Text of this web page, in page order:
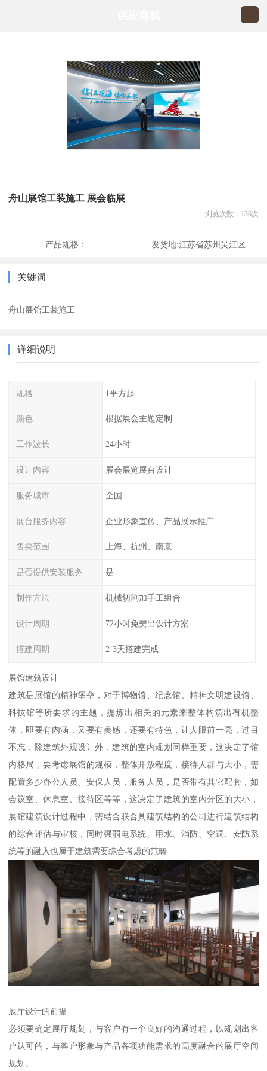
舟山展馆工装施工 展会临展
浏览次数： 136次
产品规格： 发货地:江苏省苏州吴江区
关键词
舟山展馆工装施工
详细说明
规格 1平方起
颜色 根据展会主题定制
工作波长 24小时
设计内容 展会展览展台设计
服务城市 全国
展台服务内容 企业形象宣传、产品展示推广
售卖范围 上海、杭州、南京
是否提供安装服务 是
制作方法 机械切割加手工组合
设计周期 72小时免费出设计方案
搭建周期 2-3天搭建完成
展馆建筑设计
建筑是展馆的精神堡垒，对于博物馆、纪念馆、精神文明建设馆、
科技馆等所要求的主题，提炼出相关的元素来整体构筑出有机整
体，即要有内涵，又要有美感，还要有特色，让人眼前一亮，过目
不忘，除建筑外观设计外，建筑的室内规划同样重要，这决定了馆
内格局，要考虑展馆的规模，整体开放程度，接待人群与大小，需
配置多少办公人员、安保人员，服务人员，是否带有其它配套，如
会议室、休息室、接待区等等，这决定了建筑的室内分区的大小，
展馆建筑设计过程中，需结合联合具建筑结构的公司进行建筑结构
的综合评估与审核，同时强弱电系统、用水、消防、空调、安防系
统等的融入也属于建筑需要综合考虑的范畴
展厅设计的前提
必须要确定展厅规划，与客户有一个良好的沟通过程，以规划出客
户认可的，与客户形象与产品各项功能需求的高度融合的展厅空间
规划。